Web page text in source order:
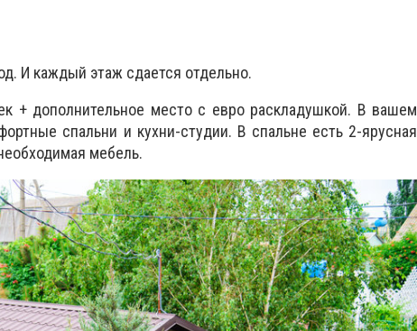
И каждый этаж сдается отдельно.
+ дополнительное место с евро раскладушкой. В вашем
спальни и кухни-студии. В спальне есть 2-ярусная
мебель.